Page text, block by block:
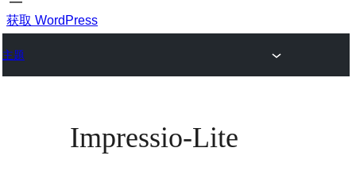
获取 WordPress
主题
Impressio-Lite